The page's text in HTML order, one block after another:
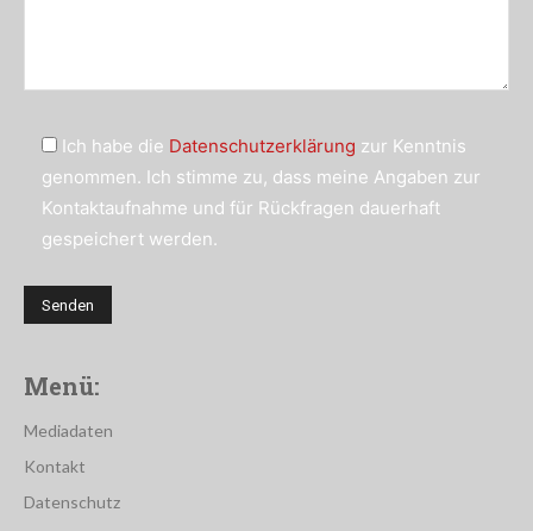
Ich habe die Datenschutzerklärung zur Kenntnis
genommen. Ich stimme zu, dass meine Angaben zur
Kontaktaufnahme und für Rückfragen dauerhaft
gespeichert werden.
Menü:
Mediadaten
Kontakt
Datenschutz